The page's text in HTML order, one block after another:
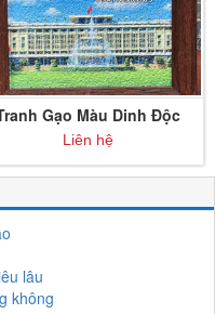
Gạo Màu Dinh Độc
Lập để bàn
Liên hệ
lâu
không